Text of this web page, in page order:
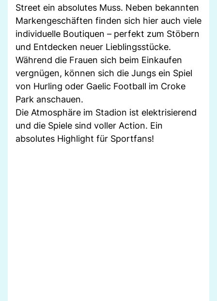
Street ein absolutes Muss. Neben bekannten
Markengeschäften finden sich hier auch viele
individuelle Boutiquen – perfekt zum Stöbern
und Entdecken neuer Lieblingsstücke.
Während die Frauen sich beim Einkaufen
vergnügen, können sich die Jungs ein Spiel
von Hurling oder Gaelic Football im Croke
Park anschauen.
Die Atmosphäre im Stadion ist elektrisierend
und die Spiele sind voller Action. Ein
absolutes Highlight für Sportfans!